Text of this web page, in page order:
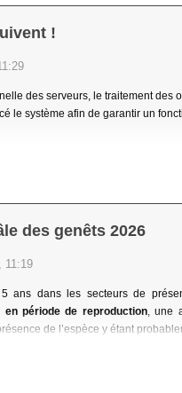
!
des serveurs, le traitement des
le système afin de garantir un
des genêts 2026
11:19
ans dans les secteurs de
période de reproduction,une
de l’espèce y étant